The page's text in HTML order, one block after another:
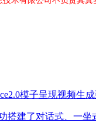
模子呈现视频生
搭建了对话式、一坐